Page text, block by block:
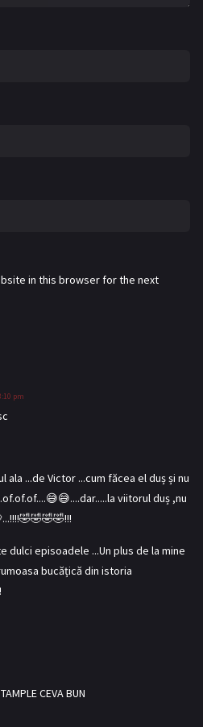
in this browser for the next
pm
ala ...de Victor ...cum făcea el duș și nu
viitorul duș ,nu
dulci episoadele ...Un plus de la mine
bucățică din istoria
CEVA BUN